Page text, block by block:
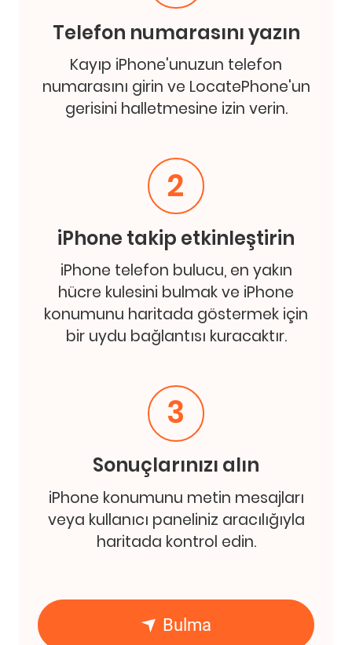
Telefon numarasını yazın
Kayıp iPhone'unuzun telefon
numarasını girin ve LocatePhone'un
gerisini halletmesine izin verin.
2
iPhone takip etkinleştirin
iPhone telefon bulucu, en yakın
hücre kulesini bulmak ve iPhone
konumunu haritada göstermek için
bir uydu bağlantısı kuracaktır.
3
Sonuçlarınızı alın
iPhone konumunu metin mesajları
veya kullanıcı paneliniz aracılığıyla
haritada kontrol edin.
Bulma